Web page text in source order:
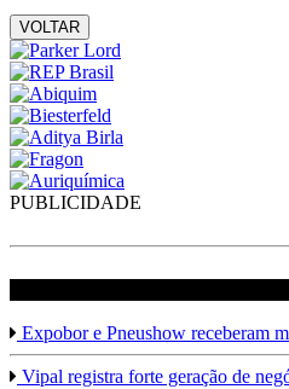
VOLTAR
PUBLICIDADE
Expobor e Pneushow receberam
Vipal registra forte geração de